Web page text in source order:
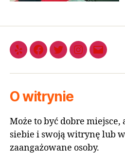
O witrynie
Może to być dobre miejsce,
siebie i swoją witrynę lub
zaangażowane osoby.